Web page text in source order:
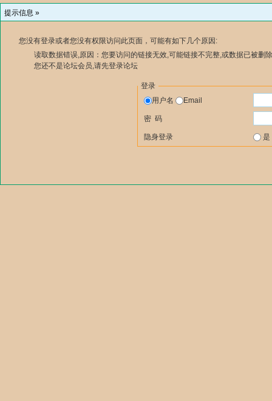
提示信息 »
您没有登录或者您没有权限访问此页面，可能有如下几个原因:
读取数据错误,原因：您要访问的链接无效,可能链接不完整,或数据已被删
您还不是论坛会员,请先登录论坛
登录
用户名
Email
密 码
隐身登录